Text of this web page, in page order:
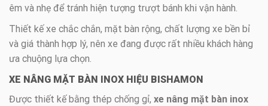
êm và nhẹ để tránh hiện tượng trượt bánh khi vận hành.
Thiết kế xe chắc chắn, mặt bàn rộng, chất lượng xe bền bỉ
và giá thành hợp lý, nên xe đang được rất nhiều khách hàng
ưa chuộng lựa chọn.
XE NÂNG MẶT BÀN INOX HIỆU BISHAMON
Được thiết kế bằng thép chống gỉ, xe nâng mặt bàn inox